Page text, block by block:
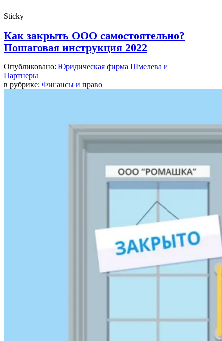
Sticky
Как закрыть ООО самостоятельно?
Пошаговая инструкция 2022
Опубликовано: Юридическая фирма Шмелева и
Партнеры
в рубрике: Финансы и право